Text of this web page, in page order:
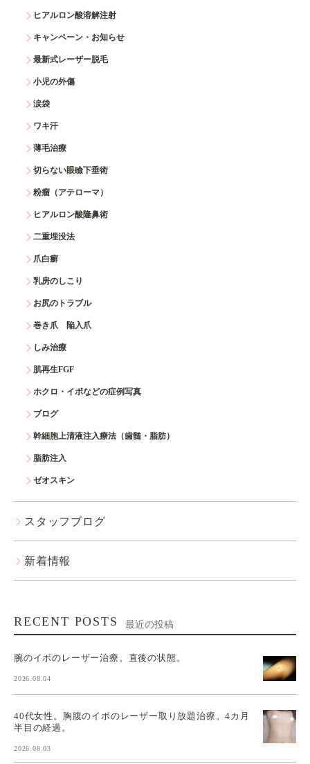
ヒアルロン酸溶解注射
キャンペーン・お知らせ
最新式レーザー脱毛
小児の外傷
涙袋
ワキ汗
薄毛治療
切らない眼瞼下垂術
粉瘤（アテローマ）
ヒアルロン酸隆鼻術
二重埋没法
爪白癬
乳房のしこり
お尻のトラブル
巻き爪 陥入爪
しみ治療
肌再生FGF
ホクロ・イボなどの症例写真
ブログ
幹細胞上清液注入療法（歯髄・脂肪）
脂肪注入
ゼオスキン
スタッフブログ
新着情報
RECENT POSTS 最近の投稿
腕のイボのレーザー治療。直後の状態。
2026.08.04
40代女性。胸腹のイボのレーザー取り放題治療。4カ月
半目の経過。
2026.08.03